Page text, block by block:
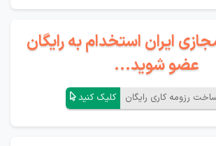
ایران استخدام به رایگان
عضو شوید...
رزومه کاری رایگان کلیک کنید